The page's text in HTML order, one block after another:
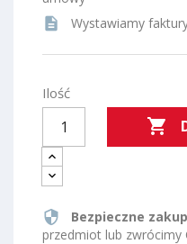
description Wystawiamy
Ilość

security Bezpieczne
przedmiot lub zwrócimy